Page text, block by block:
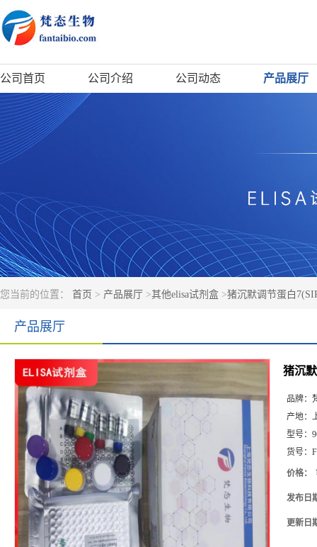
公司首页 公司介绍 公司动态 产品展厅
您当前的位置： 首页 > 产品展厅 >其他elisa试剂盒 >猪沉默调节蛋白
产品展厅
猪沉
品牌：
产地：
型号：
货号：
价格：
发布日
更新日